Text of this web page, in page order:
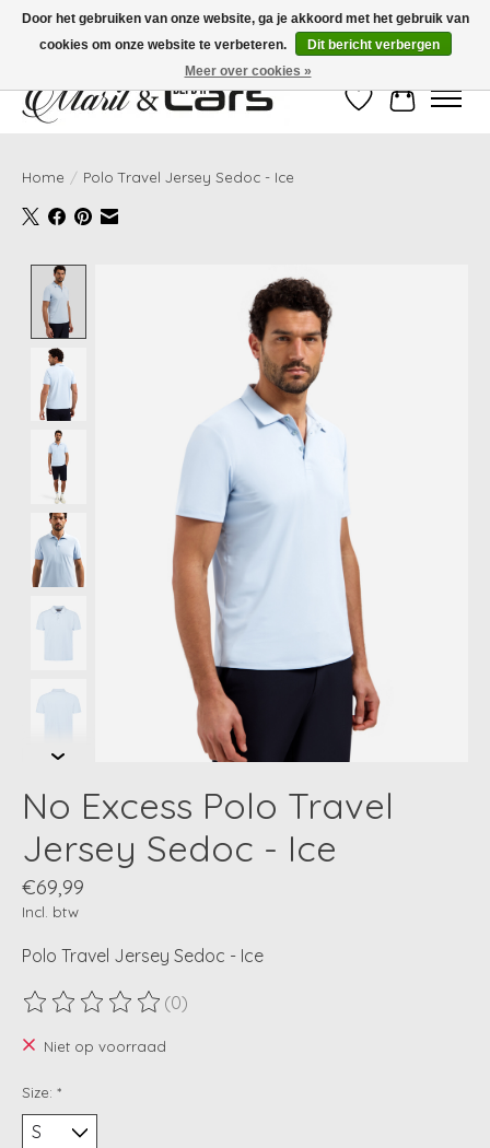
Gratis verzending vanaf €99,- | Voor 16:00 uur besteld, vandaag verzonden!
Verlanglijst
Home / Polo Travel Jersey Sedoc - Ice
Product image slideshow Items
No Excess Polo Travel
Jersey Sedoc - Ice
€69,99
Incl. btw
Polo Travel Jersey Sedoc - Ice
De beoordeling van dit product is
(0)
Niet op voorraad
Size: *
Door het gebruiken van onze website, ga je akkoord met het gebruik van
cookies om onze website te verbeteren.
Dit bericht verbergen
Meer over cookies »